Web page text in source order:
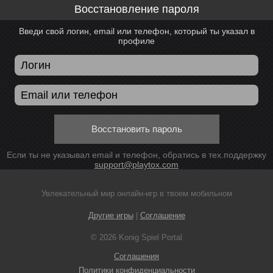
Восстановление пароля
Введи свой логин, email или телефон, который ты указал в
профиле
Восстановить пароль
Если ты не указывал email и телефон, обратись в тех.поддержку
support@playtox.com
Увлекательный мир онлайн-игр в твоем мобильном
Другие игры| Соглашение
© 2026 Konig Spiel Portal
Соглашения
Политики конфиденциальности